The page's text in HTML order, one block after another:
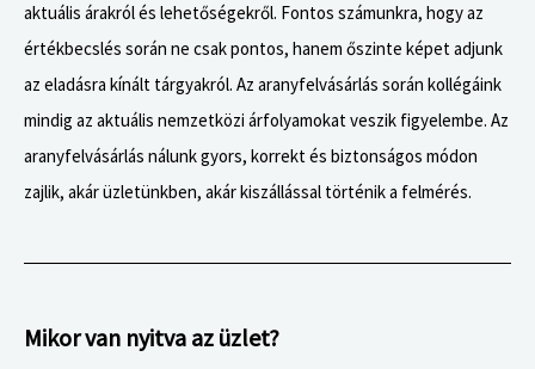
aktuális árakról és lehetőségekről. Fontos számunkra, hogy az
értékbecslés során ne csak pontos, hanem őszinte képet adjunk
az eladásra kínált tárgyakról. Az aranyfelvásárlás során kollégáink
mindig az aktuális nemzetközi árfolyamokat veszik figyelembe. Az
aranyfelvásárlás nálunk gyors, korrekt és biztonságos módon
zajlik, akár üzletünkben, akár kiszállással történik a felmérés.
Mikor van nyitva az üzlet?